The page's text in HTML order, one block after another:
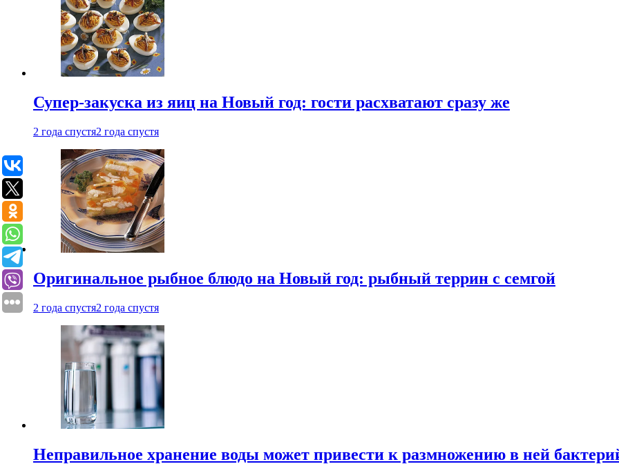
Супер-закуска из яиц на Новый год: гости расхватают сразу же
2 года спустя2 года спустя
Оригинальное рыбное блюдо на Новый год: рыбный террин с семгой
2 года спустя2 года спустя
Неправильное хранение воды может привести к размножению в ней